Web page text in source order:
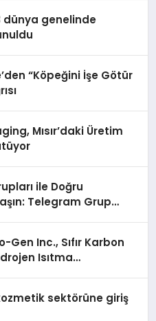
dünya genelinde
“Köpeğini İşe Götür
Mısır’daki Üretim
ile Doğru
Telegram Grup
Gen Inc., Sıfır Karbon
Isıtma
sektörüne giriş